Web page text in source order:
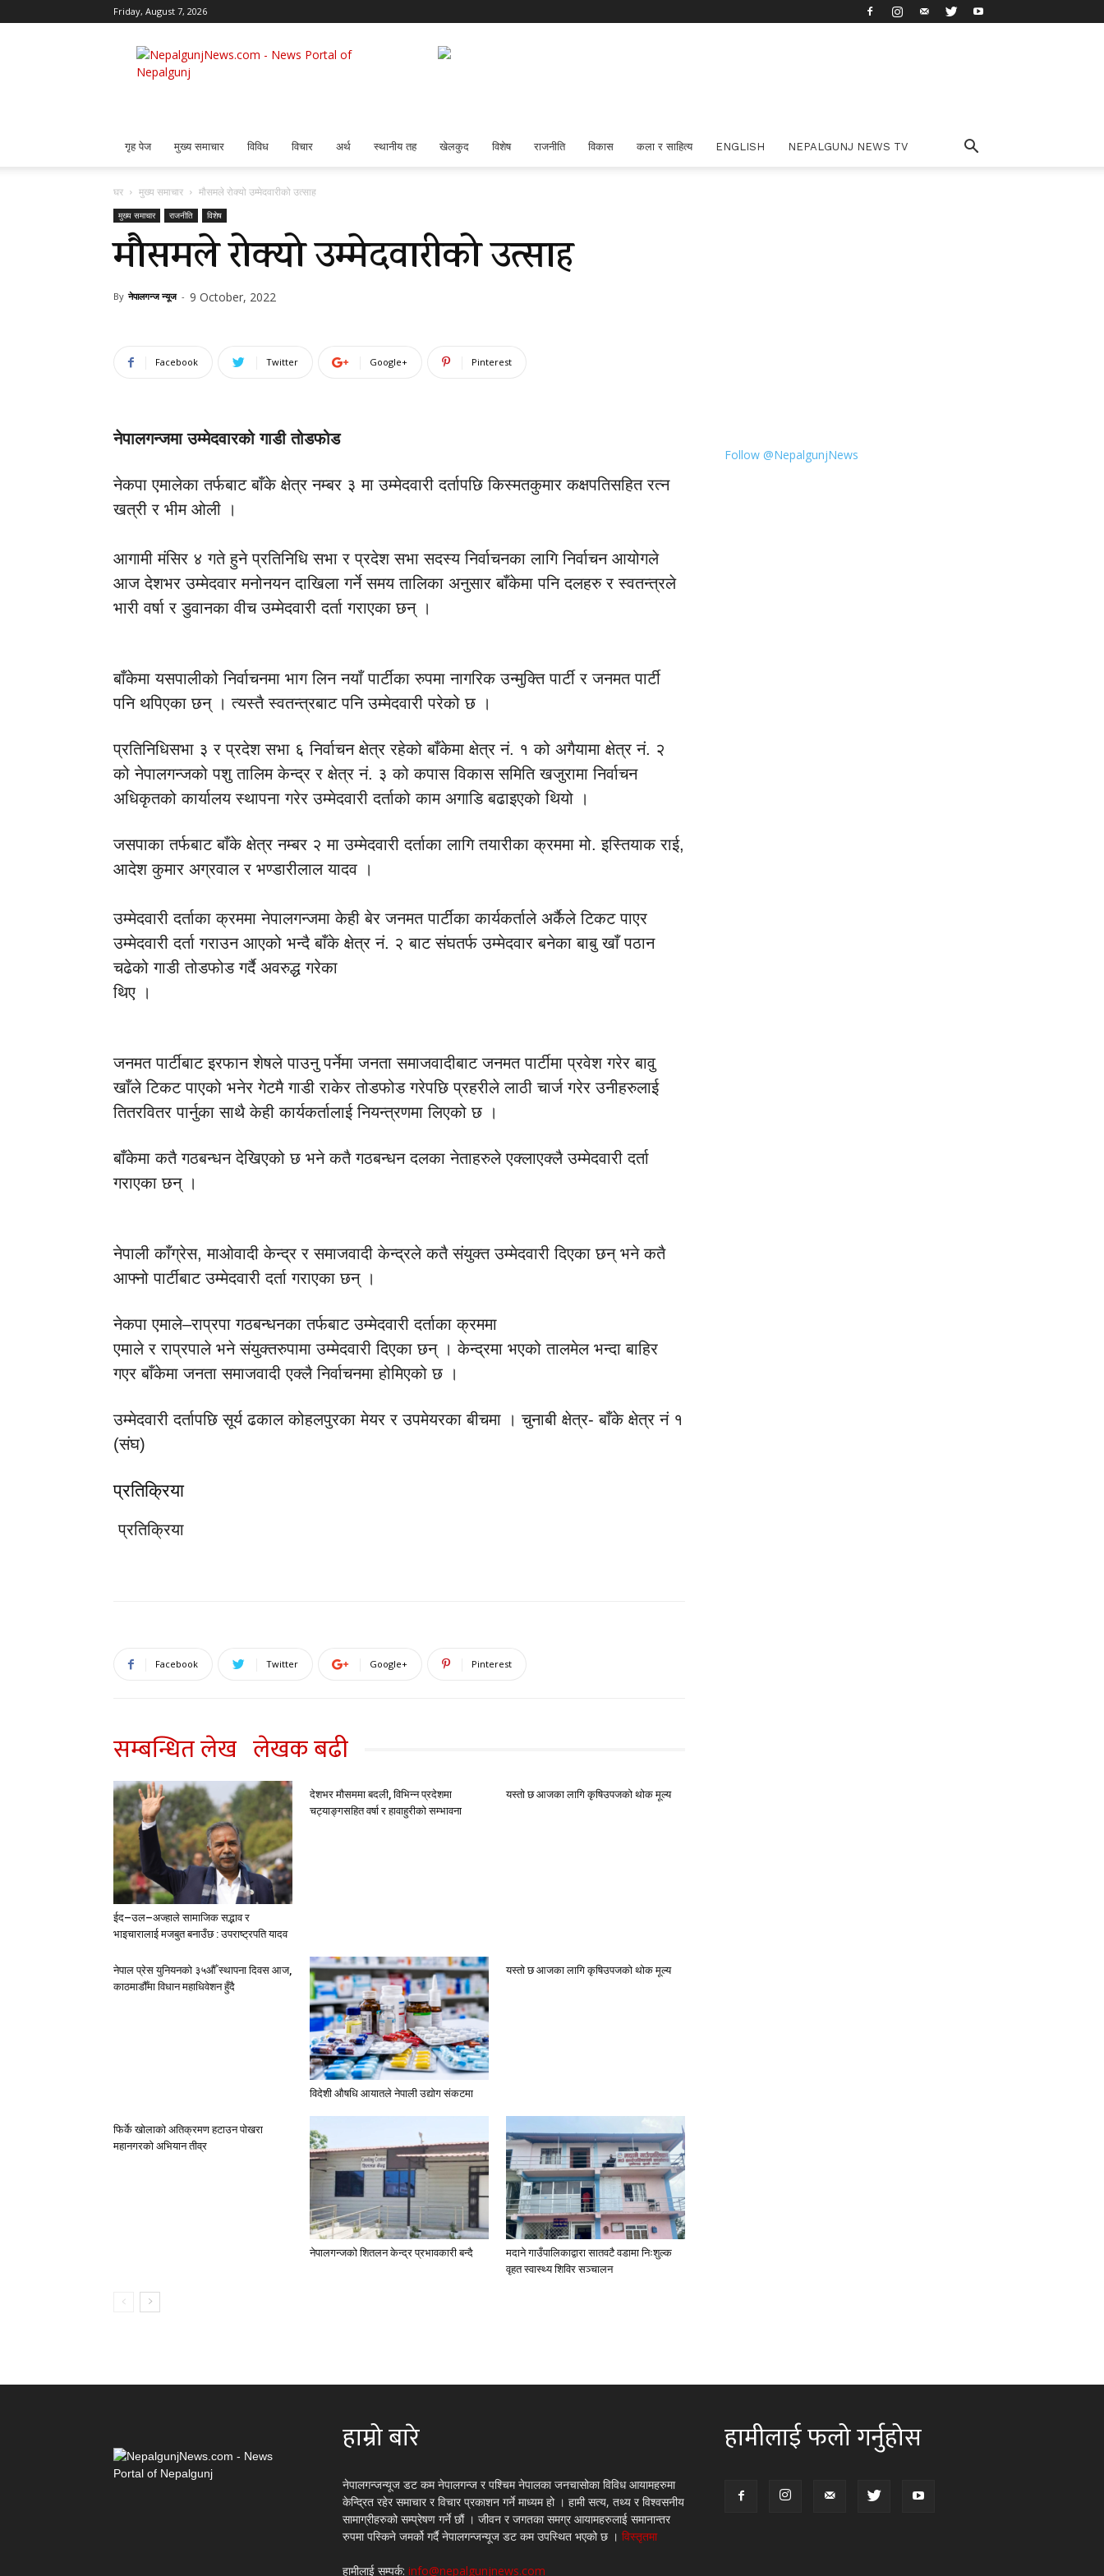
Friday, August 7, 2026
Nepalgunj
News
गृह पेज मुख्य समाचार विविध विचार अर्थ स्थानीय तह खेलकुद विशेष राजनीति विकास कला र साहित्य ENGLISH NEPALGUNJ NEWS TV
घर मुख्य समाचार मौसमले रोक्यो उम्मेदवारीको उत्साह
मुख्य समाचार राजनीति विशेष
मौसमले रोक्यो उम्मेदवारीको उत्साह
By नेपालगन्ज न्यूज - 9 October, 2022
Facebook Twitter Google+ Pinterest
नेपालगन्जमा उम्मेदवारको गाडी तोडफोड
नेकपा एमालेका तर्फबाट बाँके क्षेत्र नम्बर ३ मा उम्मेदवारी दर्तापछि किस्मतकुमार कक्षपतिसहित रत्न
खत्री र भीम ओली ।
आगामी मंसिर ४ गते हुने प्रतिनिधि सभा र प्रदेश सभा सदस्य निर्वाचनका लागि निर्वाचन आयोगले
आज देशभर उम्मेदवार मनोनयन दाखिला गर्ने समय तालिका अनुसार बाँकेमा पनि दलहरु र स्वतन्त्रले
भारी वर्षा र डुवानका वीच उम्मेदवारी दर्ता गराएका छन् ।
बाँकेमा यसपालीको निर्वाचनमा भाग लिन नयाँ पार्टीका रुपमा नागरिक उन्मुक्ति पार्टी र जनमत पार्टी
पनि थपिएका छन् । त्यस्तै स्वतन्त्रबाट पनि उम्मेदवारी परेको छ ।
प्रतिनिधिसभा ३ र प्रदेश सभा ६ निर्वाचन क्षेत्र रहेको बाँकेमा क्षेत्र नं. १ को अगैयामा क्षेत्र नं. २
को नेपालगन्जको पशु तालिम केन्द्र र क्षेत्र नं. ३ को कपास विकास समिति खजुरामा निर्वाचन
अधिकृतको कार्यालय स्थापना गरेर उम्मेदवारी दर्ताको काम अगाडि बढाइएको थियो ।
जसपाका तर्फबाट बाँके क्षेत्र नम्बर २ मा उम्मेदवारी दर्ताका लागि तयारीका क्रममा मो. इस्तियाक राई,
आदेश कुमार अग्रवाल र भण्डारीलाल यादव ।
उम्मेदवारी दर्ताका क्रममा नेपालगन्जमा केही बेर जनमत पार्टीका कार्यकर्ताले अर्कैले टिकट पाएर
उम्मेदवारी दर्ता गराउन आएको भन्दै बाँके क्षेत्र नं. २ बाट संघतर्फ उम्मेदवार बनेका बाबु खाँ पठान
चढेको गाडी तोडफोड गर्दै अवरुद्ध गरेका
थिए ।
जनमत पार्टीबाट इरफान शेषले पाउनु पर्नेमा जनता समाजवादीबाट जनमत पार्टीमा प्रवेश गरेर बावु
खाँले टिकट पाएको भनेर गेटमै गाडी राकेर तोडफोड गरेपछि प्रहरीले लाठी चार्ज गरेर उनीहरुलाई
तितरवितर पार्नुका साथै केही कार्यकर्तालाई नियन्त्रणमा लिएको छ ।
बाँकेमा कतै गठबन्धन देखिएको छ भने कतै गठबन्धन दलका नेताहरुले एक्लाएक्लै उम्मेदवारी दर्ता
गराएका छन् ।
नेपाली काँग्रेस, माओवादी केन्द्र र समाजवादी केन्द्रले कतै संयुक्त उम्मेदवारी दिएका छन् भने कतै
आफ्नो पार्टीबाट उम्मेदवारी दर्ता गराएका छन् ।
नेकपा एमाले–राप्रपा गठबन्धनका तर्फबाट उम्मेदवारी दर्ताका क्रममा
एमाले र राप्रपाले भने संयुक्तरुपामा उम्मेदवारी दिएका छन् । केन्द्रमा भएको तालमेल भन्दा बाहिर
गएर बाँकेमा जनता समाजवादी एक्लै निर्वाचनमा होमिएको छ ।
उम्मेदवारी दर्तापछि सूर्य ढकाल कोहलपुरका मेयर र उपमेयरका बीचमा । चुनाबी क्षेत्र- बाँके क्षेत्र नं १
(संघ)
प्रतिक्रिया
प्रतिक्रिया
Facebook Twitter Google+ Pinterest
सम्बन्धित लेख लेखक बढी
ईद–उल–अज्हाले सामाजिक सद्भाव र
भाइचारालाई मजबुत बनाउँछ : उपराष्ट्रपति यादव
देशभर मौसममा बदली, विभिन्न प्रदेशमा
चट्याङ्गसहित वर्षा र हावाहुरीको सम्भावना
यस्तो छ आजका लागि कृषिउपजको थोक मूल्य
नेपाल प्रेस युनियनको ३५औँ स्थापना दिवस आज,
काठमाडौँमा विधान महाधिवेशन हुँदै
विदेशी औषधि आयातले नेपाली उद्योग संकटमा
यस्तो छ आजका लागि कृषिउपजको थोक मूल्य
फिर्के खोलाको अतिक्रमण हटाउन पोखरा
महानगरको अभियान तीव्र
नेपालगन्जको शितलन केन्द्र प्रभावकारी बन्दै
मदाने गाउँपालिकाद्वारा सातवटै वडामा निःशुल्क
वृहत स्वास्थ्य शिविर सञ्चालन
Follow @NepalgunjNews
हाम्रो बारे
नेपालगन्जन्यूज डट कम नेपालगन्ज र पश्चिम नेपालका जनचासोका विविध आयामहरुमा
केन्द्रित रहेर समाचार र विचार प्रकाशन गर्ने माध्यम हो । हामी सत्य, तथ्य र विश्वसनीय
सामाग्रीहरुको सम्प्रेषण गर्ने छौं । जीवन र जगतका समग्र आयामहरुलाई समानान्तर
रुपमा पस्किने जमर्को गर्दै नेपालगन्जन्यूज डट कम उपस्थित भएको छ । विस्तृतमा
हामीलाई सम्पर्क: info@nepalgunjnews.com
हामीलाई फलो गर्नुहोस